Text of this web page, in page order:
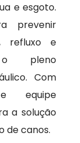
e esgoto.
prevenir
refluxo e
o pleno
Com
equipe
a solução
de canos.